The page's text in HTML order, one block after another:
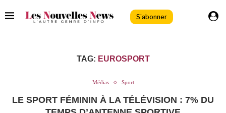
S'abonner
TAG: EUROSPORT
Médias Sport
LE SPORT FÉMININ À LA TÉLÉVISION : 7% DU